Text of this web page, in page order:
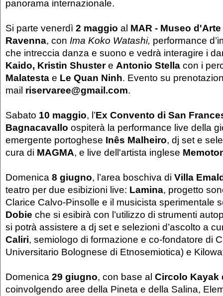
panorama internazionale.
Si parte venerdì 2 maggio al MAR - Museo
Ravenna, con Ima Koko Watashi, performance
che intreccia danza e suono e vedrà interagire i
Kaido, Kristin Shustere Antonio Stella con i
Malatesta e Le Quan Ninh. Evento su
mail riservaree@gmail.com.
Sabato 10 maggio, l’Ex Convento di San
Bagnacavallo ospiterà la performance live della
emergente portoghese Inês Malheiro, dj set e
cura di MAGMA, e live dell'artista inglese
Domenica 8 giugno, l’area boschiva di Villa
teatro per due esibizioni live: Lamina, progetto
Clarice Calvo-Pinsolle e il musicista sperimentale
Dobie che si esibirà con l’utilizzo di strumenti
si potrà assistere a dj set e selezioni d’ascolto a
Caliri, semiologo di formazione e co-fondatore di
Universitario Bolognese di Etnosemiotica) e
Domenica 29 giugno, con base al Circolo Kayak
coinvolgendo aree della Pineta e della Salina,